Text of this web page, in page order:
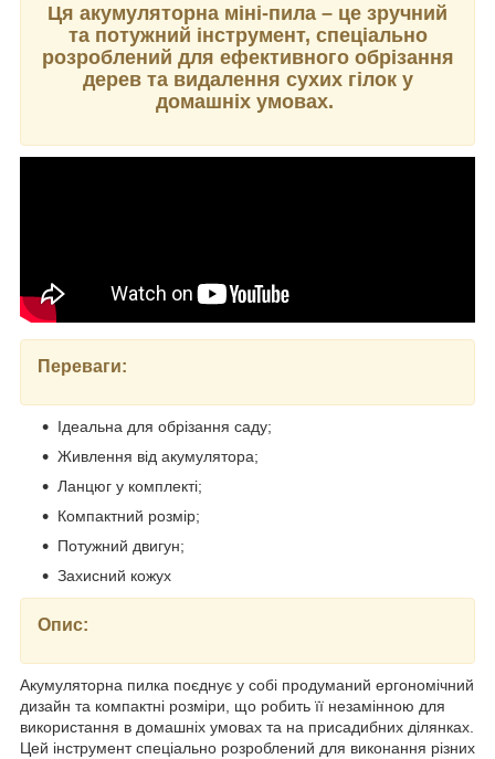
Ця акумуляторна міні-пила – це зручний
та потужний інструмент, спеціально
розроблений для ефективного обрізання
дерев та видалення сухих гілок у
домашніх умовах.
Переваги:
Ідеальна для обрізання саду;
Живлення від акумулятора;
Ланцюг у комплекті;
Компактний розмір;
Потужний двигун;
Захисний кожух
Опис:
Акумуляторна пилка поєднує у собі продуманий ергономічний
дизайн та компактні розміри, що робить її незамінною для
використання в домашніх умовах та на присадибних ділянках.
Цей інструмент спеціально розроблений для виконання різних